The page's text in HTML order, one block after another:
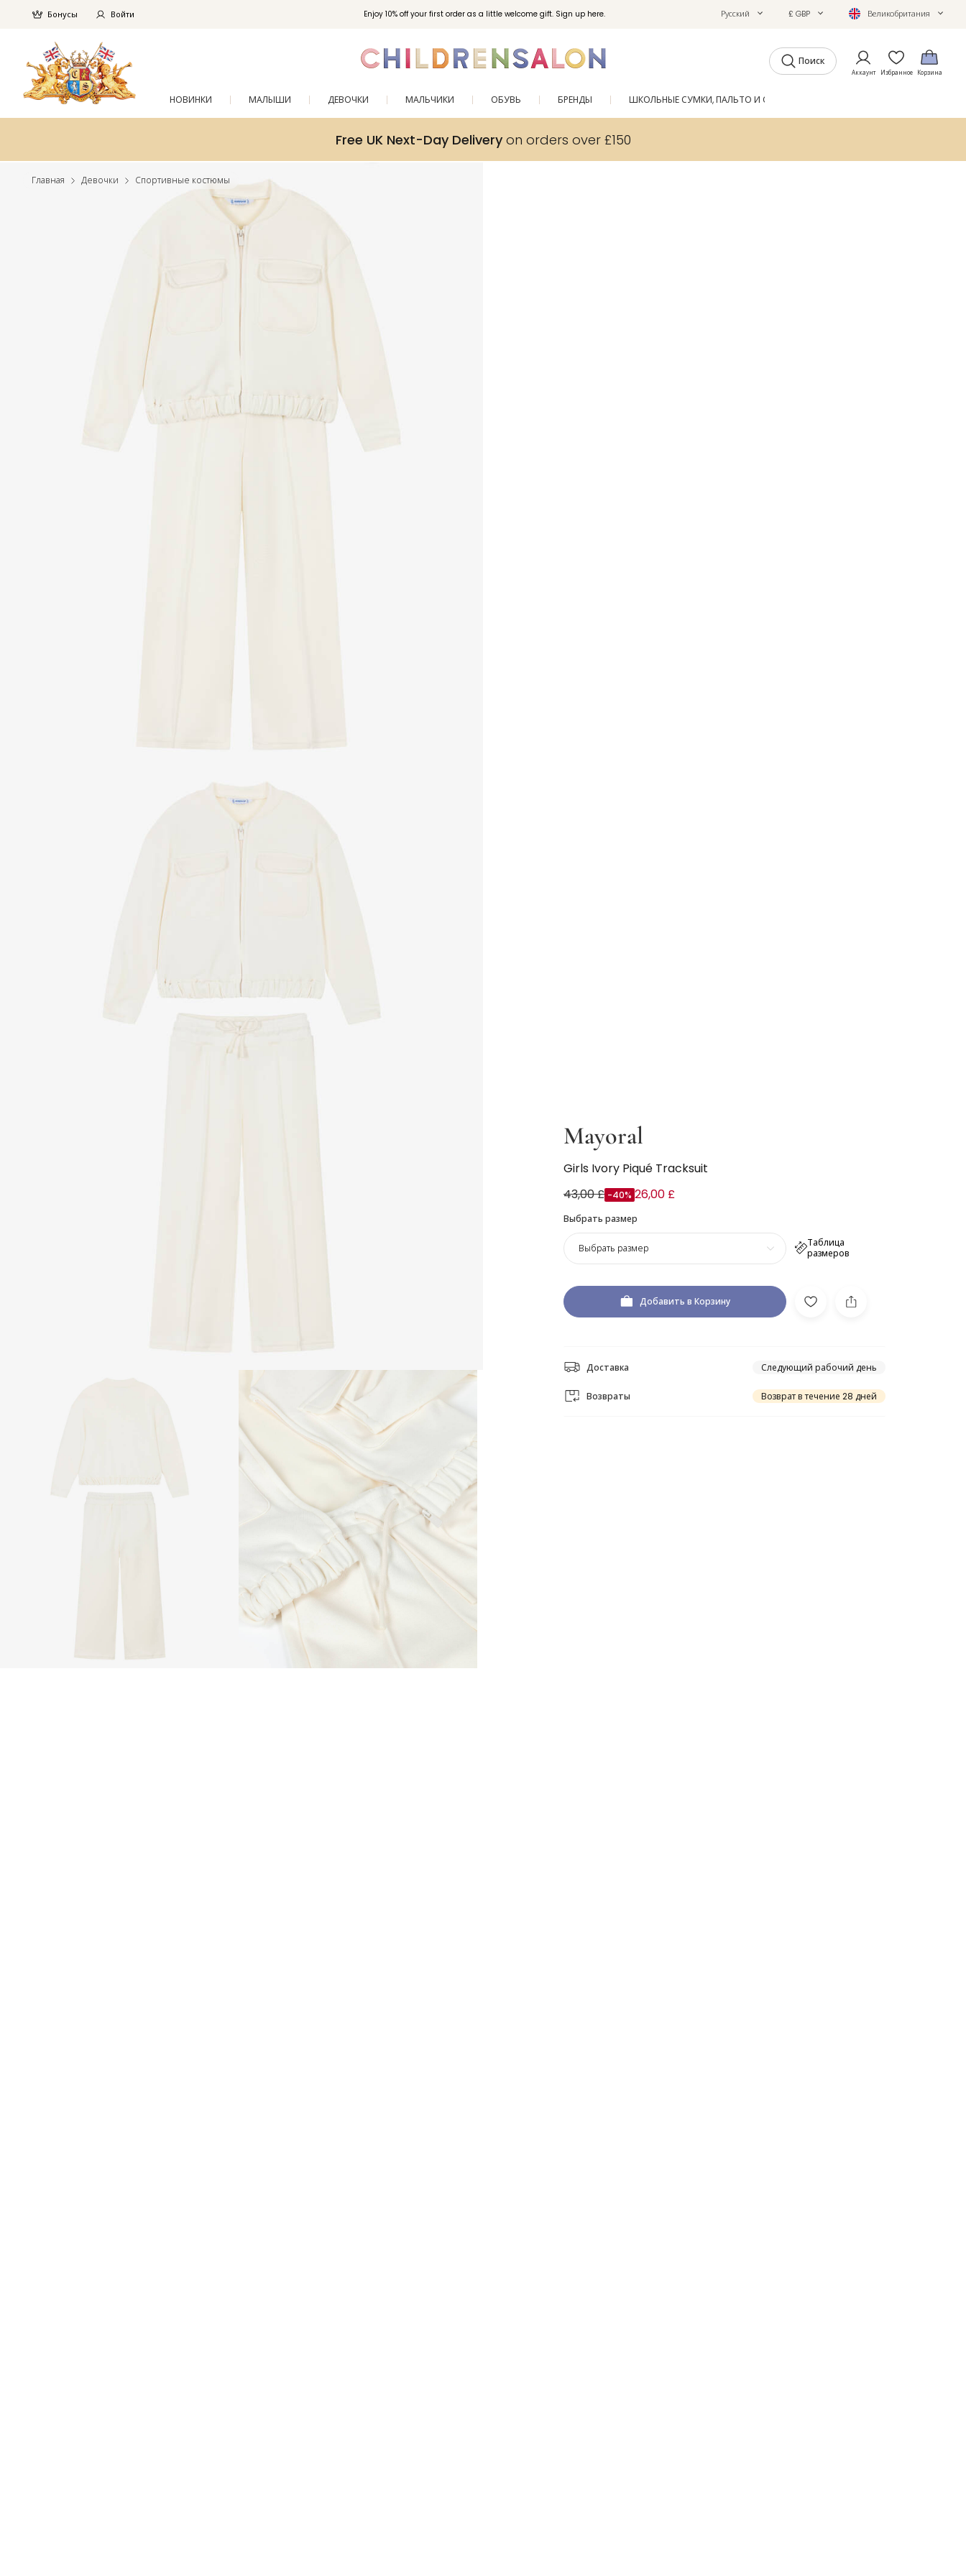
Enjoy 10% off your first order as a little welcome gift. Sign up here.
Бонусы Войти Русский £ GBP Великобритания
Поиск
Аккаунт Избранное Корзина
НОВИНКИ МАЛЫШИ ДЕВОЧКИ МАЛЬЧИКИ ОБУВЬ БРЕНДЫ ШКОЛЬНЫЕ СУМКИ, ПАЛЬТО И ОБУВЬ
Free UK Next-Day Deliveryon orders over £150
Главная Девочки Спортивные костюмы
Mayoral
Girls Ivory Piqué Tracksuit
43,00 £ -40% 26,00 £
Выбрать размер
Таблица
размеров
Выбрать размер
Добавить в Корзину
Доставка Следующий рабочий день
Возвраты Возврат в течение 28 дней